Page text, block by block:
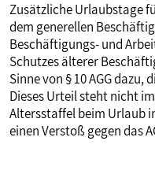
Zusätzliche Urlaubstage
dem generellen
Beschäftigungs- und
Schutzes älterer
Sinne von § 10 AGG
Dieses Urteil steht nicht
Altersstaffel beim Urlaub
einen Verstoß gegen das